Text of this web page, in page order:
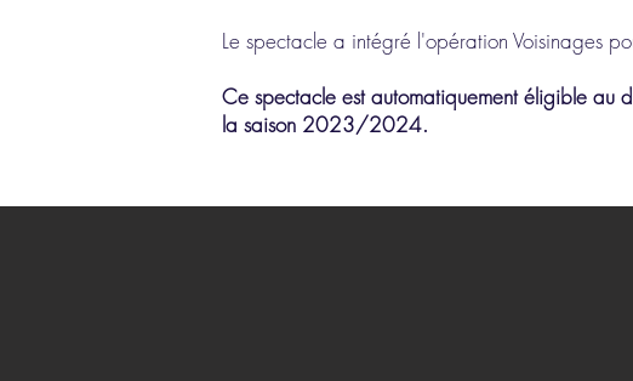
Le spectacle a intégré l'opération
Ce spectacle est automatiquement éligible au
la saison 2023/2024.